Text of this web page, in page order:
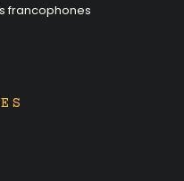
francophones